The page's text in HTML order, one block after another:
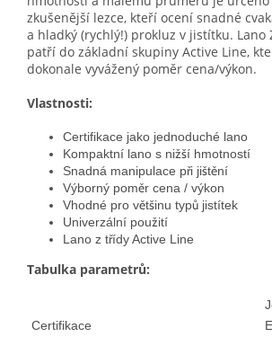
zkušenější lezce, kteří ocení snadné
a hladký (rychlý!) prokluz v jistítku. Lano
patří do základní skupiny Active Line,
dokonale vyvážený poměr cena/výkon.
Vlastnosti:
Certifikace jako jednoduché lano
Kompaktní lano s nižší hmotností
Snadná manipulace při jištění
Výborný poměr cena / výkon
Vhodné pro většinu typů jistítek
Univerzální použití
Lano z třídy Active Line
Tabulka parametrů:
Certifikace